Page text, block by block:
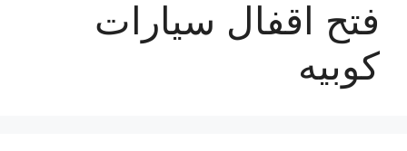
فتح اقفال سيارات
كوبيه